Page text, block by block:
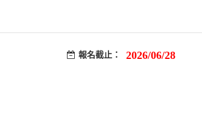
報名截止： 2026/06/28